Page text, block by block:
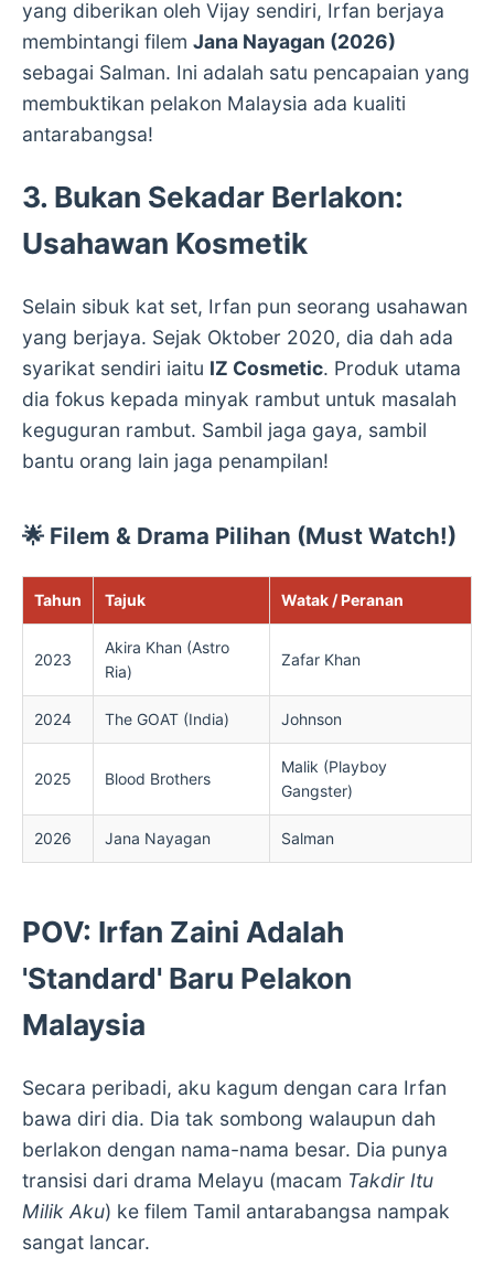
yang diberikan oleh Vijay sendiri, Irfan berjaya
membintangi filem Jana Nayagan (2026)
sebagai Salman. Ini adalah satu pencapaian yang
membuktikan pelakon Malaysia ada kualiti
antarabangsa!
3. Bukan Sekadar Berlakon:
Usahawan Kosmetik
Selain sibuk kat set, Irfan pun seorang usahawan
yang berjaya. Sejak Oktober 2020, dia dah ada
syarikat sendiri iaitu IZ Cosmetic. Produk utama
dia fokus kepada minyak rambut untuk masalah
keguguran rambut. Sambil jaga gaya, sambil
bantu orang lain jaga penampilan!
🌟 Filem & Drama Pilihan (Must Watch!)
Tahun Tajuk Watak / Peranan
2023
Akira Khan (Astro
Ria)
Zafar Khan
2024 The GOAT (India) Johnson
2025 Blood Brothers
Malik (Playboy
Gangster)
2026 Jana Nayagan Salman
POV: Irfan Zaini Adalah
'Standard' Baru Pelakon
Malaysia
Secara peribadi, aku kagum dengan cara Irfan
bawa diri dia. Dia tak sombong walaupun dah
berlakon dengan nama-nama besar. Dia punya
transisi dari drama Melayu (macam Takdir Itu
Milik Aku) ke filem Tamil antarabangsa nampak
sangat lancar.